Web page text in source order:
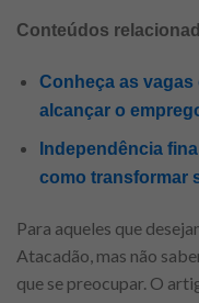
Conteúdos
Conheça as
alcançar o
Independência
como transformar
Para aqueles que
Atacadão, mas não
que se preocupar. O